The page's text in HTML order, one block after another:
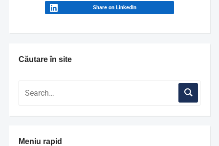
Căutare în site
Meniu rapid
Share on LinkedIn